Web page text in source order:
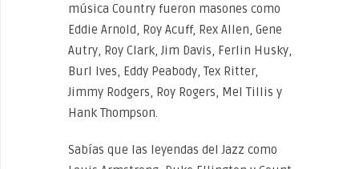
música Country fueron masones como
Eddie Arnold, Roy Acuff, Rex Allen, Gene
Autry, Roy Clark, Jim Davis, Ferlin Husky,
Burl Ives, Eddy Peabody, Tex Ritter,
Jimmy Rodgers, Roy Rogers, Mel Tillis y
Hank Thompson.
Sabías que las leyendas del Jazz como